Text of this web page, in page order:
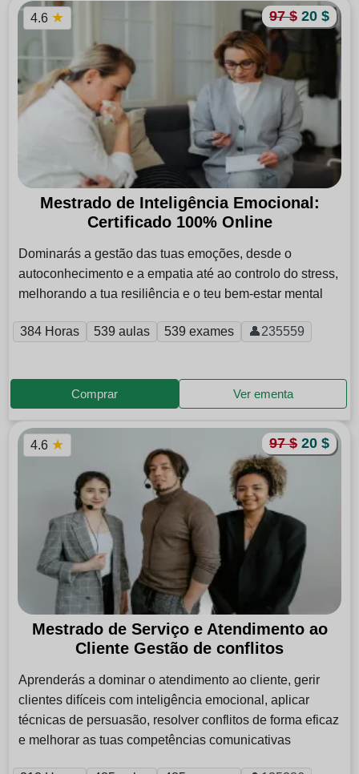
Mestrado de Inteligência Emocional:
Certificado 100% Online
97 $ 20 $
Dominarás a gestão das tuas emoções, desde o
autoconhecimento e a empatia até ao controlo do stress,
melhorando a tua resiliência e o teu bem-estar mental
4.6 ★
384 Horas 539 aulas 539 exames 👤235559
Comprar Ver ementa
Mestrado de Serviço e Atendimento ao
Cliente Gestão de conflitos
97 $ 20 $
Aprenderás a dominar o atendimento ao cliente, gerir
clientes difíceis com inteligência emocional, aplicar
técnicas de persuasão, resolver conflitos de forma eficaz
e melhorar as tuas competências comunicativas
4.6 ★